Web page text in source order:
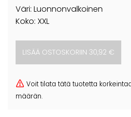
Väri: Luonnonvalkoinen
Koko: XXL
Voit tilata tätä tuotetta
määrän.